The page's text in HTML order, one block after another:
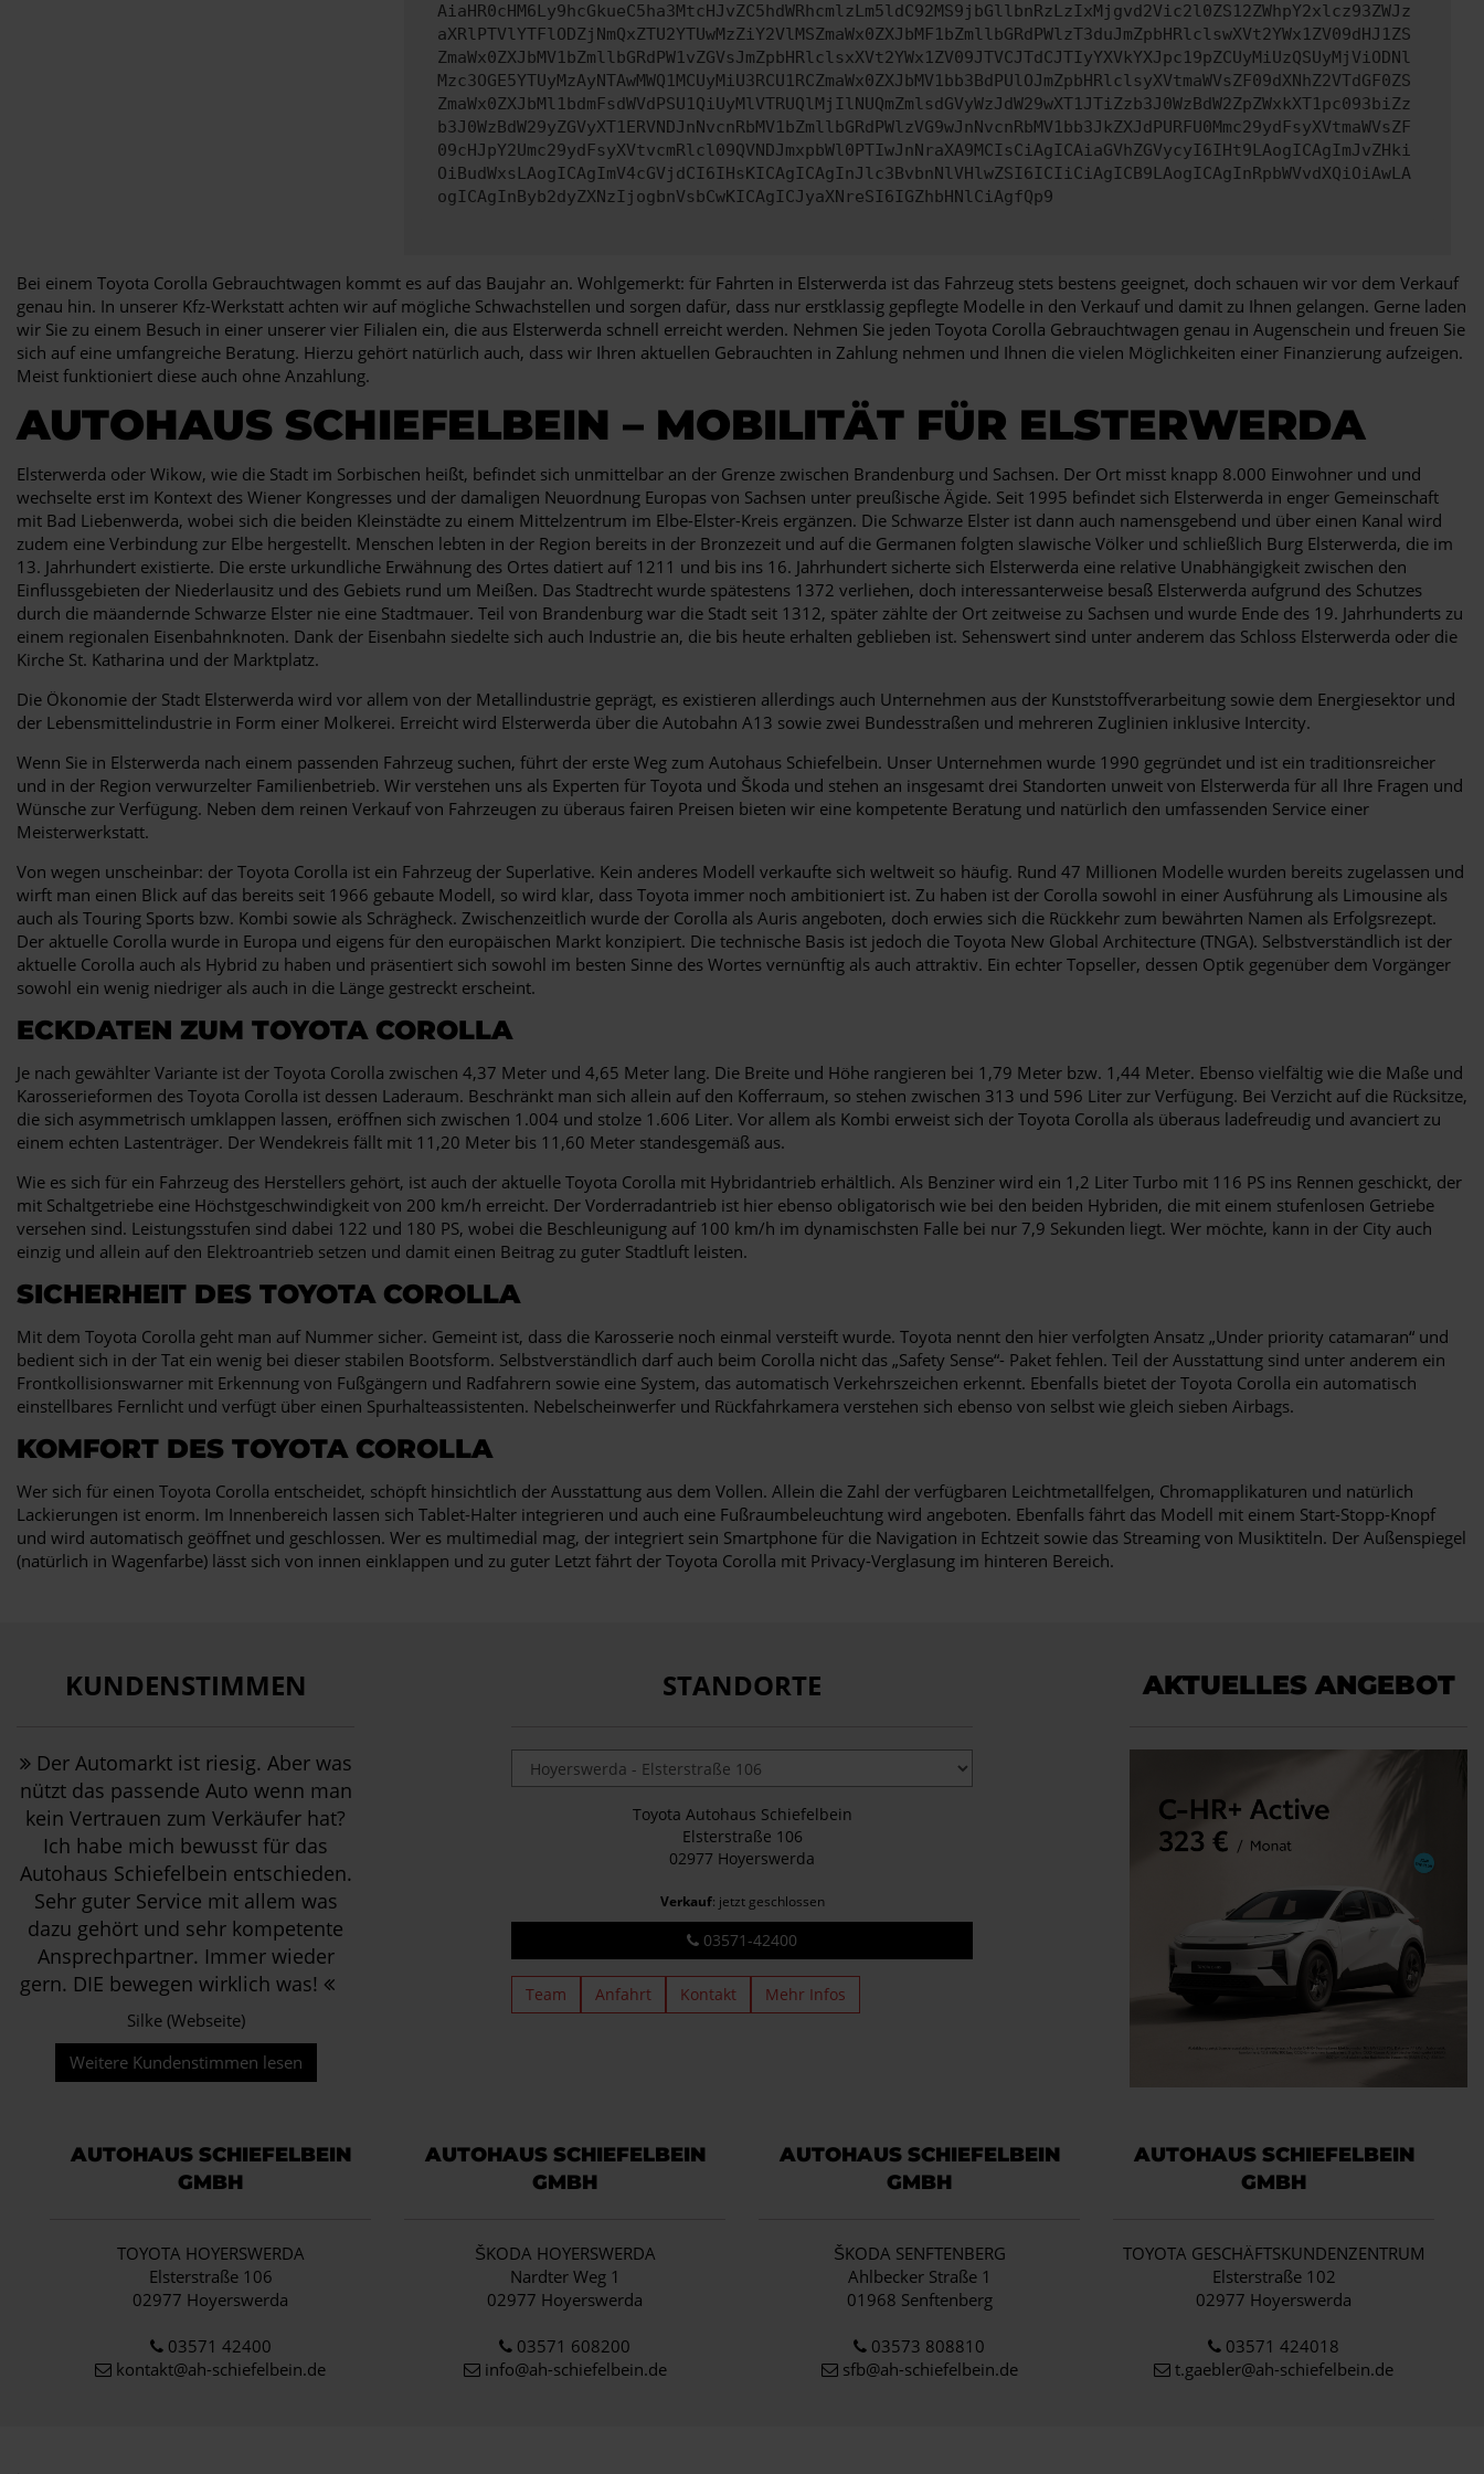
AiaHR0cHM6Ly9hcGkueC5ha3MtcHJvZC5hdWRhcmlzLm5ldC92MS9jbGllbnRzLzIxMjgvd2Vic2l0ZS12ZWhpY2xlcz93ZWJz
aXRlPTVlYTFlODZjNmQxZTU2YTUwMzZiY2VlMSZmaWx0ZXJbMF1bZmllbGRdPWlzT3duJmZpbHRlclswXVt2YWx1ZV09dHJ1ZS
ZmaWx0ZXJbMV1bZmllbGRdPW1vZGVsJmZpbHRlclsxXVt2YWx1ZV09JTVCJTdCJTIyYXVkYXJpc19pZCUyMiUzQSUyMjViODNl
Mzc3OGE5YTUyMzAyNTAwMWQ1MCUyMiU3RCU1RCZmaWx0ZXJbMV1bb3BdPUlOJmZpbHRlclsyXVtmaWVsZF09dXNhZ2VTdGF0ZS
ZmaWx0ZXJbMl1bdmFsdWVdPSU1QiUyMlVTRUQlMjIlNUQmZmlsdGVyWzJdW29wXT1JTiZzb3J0WzBdW2ZpZWxkXT1pc093biZz
b3J0WzBdW29yZGVyXT1ERVNDJnNvcnRbMV1bZmllbGRdPWlzVG9wJnNvcnRbMV1bb3JkZXJdPURFU0Mmc29ydFsyXVtmaWVsZF
09cHJpY2Umc29ydFsyXVtvcmRlcl09QVNDJmxpbWl0PTIwJnNraXA9MCIsCiAgICAiaGVhZGVycyI6IHt9LAogICAgImJvZHki
OiBudWxsLAogICAgImV4cGVjdCI6IHsKICAgICAgInJlc3BvbnNlVHlwZSI6ICIiCiAgICB9LAogICAgInRpbWVvdXQiOiAwLA
ogICAgInByb2dyZXNzIjogbnVsbCwKICAgICJyaXNreSI6IGZhbHNlCiAgfQp9
Bei einem Toyota Corolla Gebrauchtwagen kommt es auf das Baujahr an. Wohlgemerkt: für Fahrten in Elsterwerda ist das Fahrzeug stets bestens geeignet, doch schauen wir vor dem Verkauf
genau hin. In unserer Kfz-Werkstatt achten wir auf mögliche Schwachstellen und sorgen dafür, dass nur erstklassig gepflegte Modelle in den Verkauf und damit zu Ihnen gelangen. Gerne laden
wir Sie zu einem Besuch in einer unserer vier Filialen ein, die aus Elsterwerda schnell erreicht werden. Nehmen Sie jeden Toyota Corolla Gebrauchtwagen genau in Augenschein und freuen Sie
sich auf eine umfangreiche Beratung. Hierzu gehört natürlich auch, dass wir Ihren aktuellen Gebrauchten in Zahlung nehmen und Ihnen die vielen Möglichkeiten einer Finanzierung aufzeigen.
Meist funktioniert diese auch ohne Anzahlung.
AUTOHAUS SCHIEFELBEIN – MOBILITÄT FÜR ELSTERWERDA
Elsterwerda oder Wikow, wie die Stadt im Sorbischen heißt, befindet sich unmittelbar an der Grenze zwischen Brandenburg und Sachsen. Der Ort misst knapp 8.000 Einwohner und und
wechselte erst im Kontext des Wiener Kongresses und der damaligen Neuordnung Europas von Sachsen unter preußische Ägide. Seit 1995 befindet sich Elsterwerda in enger Gemeinschaft
mit Bad Liebenwerda, wobei sich die beiden Kleinstädte zu einem Mittelzentrum im Elbe-Elster-Kreis ergänzen. Die Schwarze Elster ist dann auch namensgebend und über einen Kanal wird
zudem eine Verbindung zur Elbe hergestellt. Menschen lebten in der Region bereits in der Bronzezeit und auf die Germanen folgten slawische Völker und schließlich Burg Elsterwerda, die im
13. Jahrhundert existierte. Die erste urkundliche Erwähnung des Ortes datiert auf 1211 und bis ins 16. Jahrhundert sicherte sich Elsterwerda eine relative Unabhängigkeit zwischen den
Einflussgebieten der Niederlausitz und des Gebiets rund um Meißen. Das Stadtrecht wurde spätestens 1372 verliehen, doch interessanterweise besaß Elsterwerda aufgrund des Schutzes
durch die mäandernde Schwarze Elster nie eine Stadtmauer. Teil von Brandenburg war die Stadt seit 1312, später zählte der Ort zeitweise zu Sachsen und wurde Ende des 19. Jahrhunderts zu
einem regionalen Eisenbahnknoten. Dank der Eisenbahn siedelte sich auch Industrie an, die bis heute erhalten geblieben ist. Sehenswert sind unter anderem das Schloss Elsterwerda oder die
Kirche St. Katharina und der Marktplatz.
Die Ökonomie der Stadt Elsterwerda wird vor allem von der Metallindustrie geprägt, es existieren allerdings auch Unternehmen aus der Kunststoffverarbeitung sowie dem Energiesektor und
der Lebensmittelindustrie in Form einer Molkerei. Erreicht wird Elsterwerda über die Autobahn A13 sowie zwei Bundesstraßen und mehreren Zuglinien inklusive Intercity.
Wenn Sie in Elsterwerda nach einem passenden Fahrzeug suchen, führt der erste Weg zum Autohaus Schiefelbein. Unser Unternehmen wurde 1990 gegründet und ist ein traditionsreicher
und in der Region verwurzelter Familienbetrieb. Wir verstehen uns als Experten für Toyota und Škoda und stehen an insgesamt drei Standorten unweit von Elsterwerda für all Ihre Fragen und
Wünsche zur Verfügung. Neben dem reinen Verkauf von Fahrzeugen zu überaus fairen Preisen bieten wir eine kompetente Beratung und natürlich den umfassenden Service einer
Meisterwerkstatt.
Von wegen unscheinbar: der Toyota Corolla ist ein Fahrzeug der Superlative. Kein anderes Modell verkaufte sich weltweit so häufig. Rund 47 Millionen Modelle wurden bereits zugelassen und
wirft man einen Blick auf das bereits seit 1966 gebaute Modell, so wird klar, dass Toyota immer noch ambitioniert ist. Zu haben ist der Corolla sowohl in einer Ausführung als Limousine als
auch als Touring Sports bzw. Kombi sowie als Schrägheck. Zwischenzeitlich wurde der Corolla als Auris angeboten, doch erwies sich die Rückkehr zum bewährten Namen als Erfolgsrezept.
Der aktuelle Corolla wurde in Europa und eigens für den europäischen Markt konzipiert. Die technische Basis ist jedoch die Toyota New Global Architecture (TNGA). Selbstverständlich ist der
aktuelle Corolla auch als Hybrid zu haben und präsentiert sich sowohl im besten Sinne des Wortes vernünftig als auch attraktiv. Ein echter Topseller, dessen Optik gegenüber dem Vorgänger
sowohl ein wenig niedriger als auch in die Länge gestreckt erscheint.
ECKDATEN ZUM TOYOTA COROLLA
Je nach gewählter Variante ist der Toyota Corolla zwischen 4,37 Meter und 4,65 Meter lang. Die Breite und Höhe rangieren bei 1,79 Meter bzw. 1,44 Meter. Ebenso vielfältig wie die Maße und
Karosserieformen des Toyota Corolla ist dessen Laderaum. Beschränkt man sich allein auf den Kofferraum, so stehen zwischen 313 und 596 Liter zur Verfügung. Bei Verzicht auf die Rücksitze,
die sich asymmetrisch umklappen lassen, eröffnen sich zwischen 1.004 und stolze 1.606 Liter. Vor allem als Kombi erweist sich der Toyota Corolla als überaus ladefreudig und avanciert zu
einem echten Lastenträger. Der Wendekreis fällt mit 11,20 Meter bis 11,60 Meter standesgemäß aus.
Wie es sich für ein Fahrzeug des Herstellers gehört, ist auch der aktuelle Toyota Corolla mit Hybridantrieb erhältlich. Als Benziner wird ein 1,2 Liter Turbo mit 116 PS ins Rennen geschickt, der
mit Schaltgetriebe eine Höchstgeschwindigkeit von 200 km/h erreicht. Der Vorderradantrieb ist hier ebenso obligatorisch wie bei den beiden Hybriden, die mit einem stufenlosen Getriebe
versehen sind. Leistungsstufen sind dabei 122 und 180 PS, wobei die Beschleunigung auf 100 km/h im dynamischsten Falle bei nur 7,9 Sekunden liegt. Wer möchte, kann in der City auch
einzig und allein auf den Elektroantrieb setzen und damit einen Beitrag zu guter Stadtluft leisten.
SICHERHEIT DES TOYOTA COROLLA
Mit dem Toyota Corolla geht man auf Nummer sicher. Gemeint ist, dass die Karosserie noch einmal versteift wurde. Toyota nennt den hier verfolgten Ansatz „Under priority catamaran“ und
bedient sich in der Tat ein wenig bei dieser stabilen Bootsform. Selbstverständlich darf auch beim Corolla nicht das „Safety Sense“- Paket fehlen. Teil der Ausstattung sind unter anderem ein
Frontkollisionswarner mit Erkennung von Fußgängern und Radfahrern sowie eine System, das automatisch Verkehrszeichen erkennt. Ebenfalls bietet der Toyota Corolla ein automatisch
einstellbares Fernlicht und verfügt über einen Spurhalteassistenten. Nebelscheinwerfer und Rückfahrkamera verstehen sich ebenso von selbst wie gleich sieben Airbags.
KOMFORT DES TOYOTA COROLLA
Wer sich für einen Toyota Corolla entscheidet, schöpft hinsichtlich der Ausstattung aus dem Vollen. Allein die Zahl der verfügbaren Leichtmetallfelgen, Chromapplikaturen und natürlich
Lackierungen ist enorm. Im Innenbereich lassen sich Tablet-Halter integrieren und auch eine Fußraumbeleuchtung wird angeboten. Ebenfalls fährt das Modell mit einem Start-Stopp-Knopf
und wird automatisch geöffnet und geschlossen. Wer es multimedial mag, der integriert sein Smartphone für die Navigation in Echtzeit sowie das Streaming von Musiktiteln. Der Außenspiegel
(natürlich in Wagenfarbe) lässt sich von innen einklappen und zu guter Letzt fährt der Toyota Corolla mit Privacy-Verglasung im hinteren Bereich.
KUNDENSTIMMEN
Der Automarkt ist riesig. Aber was
nützt das passende Auto wenn man
kein Vertrauen zum Verkäufer hat?
Ich habe mich bewusst für das
Autohaus Schiefelbein entschieden.
Sehr guter Service mit allem was
dazu gehört und sehr kompetente
Ansprechpartner. Immer wieder
gern. DIE bewegen wirklich was!
Silke (Webseite)
Weitere Kundenstimmen lesen
STANDORTE
Toyota Autohaus Schiefelbein
Elsterstraße 106
02977 Hoyerswerda
Verkauf: jetzt geschlossen
03571-42400
Team Anfahrt Kontakt Mehr Infos
AKTUELLES ANGEBOT
AUTOHAUS SCHIEFELBEIN
GMBH
TOYOTA HOYERSWERDA
Elsterstraße 106
02977 Hoyerswerda
03571 42400
kontakt@ah-schiefelbein.de
AUTOHAUS SCHIEFELBEIN
GMBH
ŠKODA HOYERSWERDA
Nardter Weg 1
02977 Hoyerswerda
03571 608200
info@ah-schiefelbein.de
AUTOHAUS SCHIEFELBEIN
GMBH
ŠKODA SENFTENBERG
Ahlbecker Straße 1
01968 Senftenberg
03573 808810
sfb@ah-schiefelbein.de
AUTOHAUS SCHIEFELBEIN
GMBH
TOYOTA GESCHÄFTSKUNDENZENTRUM
Elsterstraße 102
02977 Hoyerswerda
03571 424018
t.gaebler@ah-schiefelbein.de